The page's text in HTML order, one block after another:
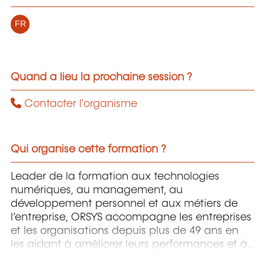
FR
Quand a lieu la prochaine session ?
Contacter l'organisme
Qui organise cette formation ?
Leader de la formation aux technologies
numériques, au management, au
développement personnel et aux métiers de
l’entreprise, ORSYS accompagne les entreprises
et les organisations depuis plus de 49 ans en
les aidant à améliorer leurs performances et à